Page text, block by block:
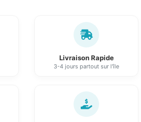
Livraison Rapide
3-4 jours partout sur l'île